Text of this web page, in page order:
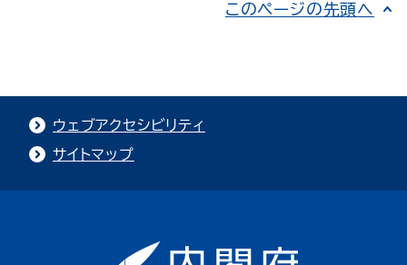
このページの先頭へ
ウェブアクセシビリティ
サイトマップ